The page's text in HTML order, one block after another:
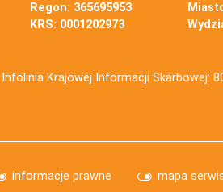
Regon: 365695953
KRS: 0001202973
Infolinia Krajowej Informacji Skarbowej:
informacje prawne mapa